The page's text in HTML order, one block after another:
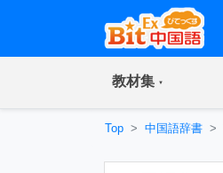
教材集(current)
Top 中国語辞書